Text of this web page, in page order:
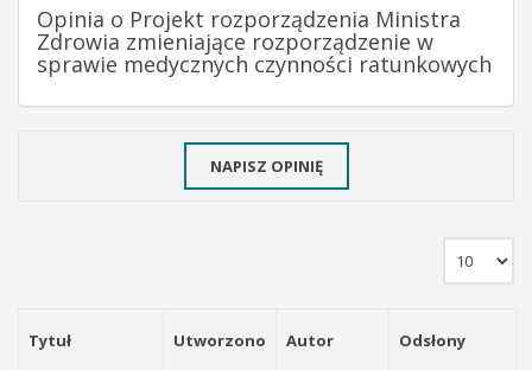
Opinia o Projekt rozporządzenia Ministra
Zdrowia zmieniające rozporządzenie w
sprawie medycznych czynności ratunkowych
NAPISZ OPINIĘ
Tytuł Utworzono Autor Odsłony